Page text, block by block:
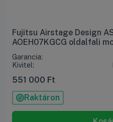
Fujitsu Airstage Design
AOEH07KGCG oldalfali
Garancia:
Kivitel:
551 000 Ft
Raktáron